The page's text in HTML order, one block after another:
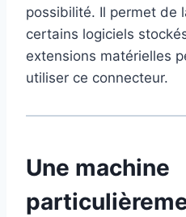
possibilité. Il permet de
certains logiciels
extensions matérielles
utiliser ce connecteur.
Une machine